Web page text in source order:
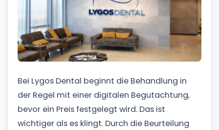
Bei Lygos Dental beginnt die Behandlung in
der Regel mit einer digitalen Begutachtung,
bevor ein Preis festgelegt wird. Das ist
wichtiger als es klingt. Durch die Beurteilung